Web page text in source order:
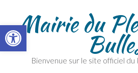
contentMairie du
Bienvenue sur le site officiel du
Ouvrir la barre